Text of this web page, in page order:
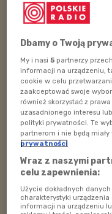
Foto: pixabay.com/domena
Co ma wspólnego
taką zagadkę :)
Zobacz więcej na temat:
ZOBACZ TAKŻE
Dbamy o Twoją
My i nasi5 partnerzy
informacji na urządzeniu,
cookie w celu
zaakceptować swoje
również skorzystać z
uzasadnionego interesu
polityki prywatności. Te
partnerom i nie będą
prywatności
Wraz z naszymi
celu zapewnienia:
Użycie dokładnych
charakterystyki
informacji na urządzeniu